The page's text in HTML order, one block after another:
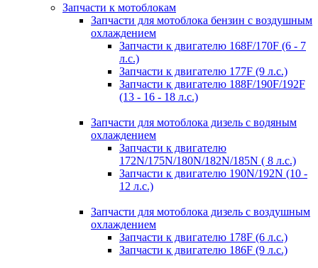
Запчасти к мотоблокам
Запчасти для мотоблока бензин с воздушным
охлаждением
Запчасти к двигателю 168F/170F (6 - 7
л.с.)
Запчасти к двигателю 177F (9 л.с.)
Запчасти к двигателю 188F/190F/192F
(13 - 16 - 18 л.с.)
Запчасти для мотоблока дизель с водяным
охлаждением
Запчасти к двигателю
172N/175N/180N/182N/185N ( 8 л.с.)
Запчасти к двигателю 190N/192N (10 -
12 л.с.)
Запчасти для мотоблока дизель с воздушным
охлаждением
Запчасти к двигателю 178F (6 л.с.)
Запчасти к двигателю 186F (9 л.с.)